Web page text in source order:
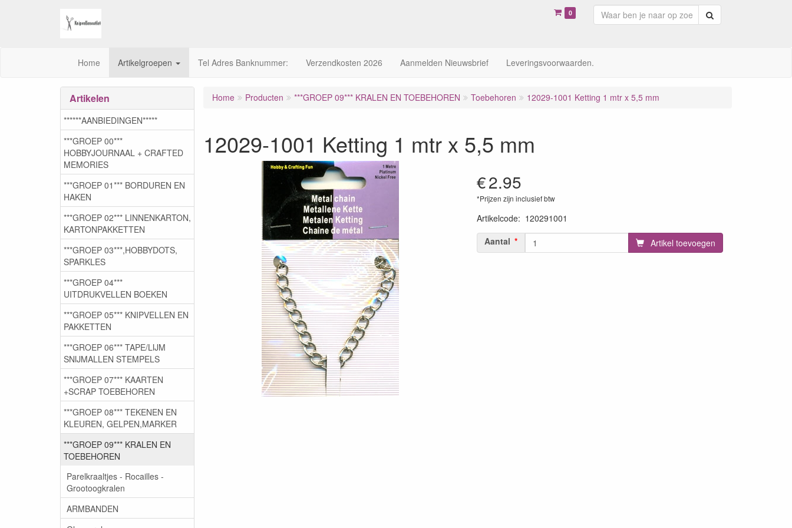
0
Home Artikelgroepen Tel Adres Banknummer: Verzendkosten 2026 Aanmelden Nieuwsbrief Leveringsvoorwaarden.
Home Producten ***GROEP 09*** KRALEN EN TOEBEHOREN Toebehoren 12029-1001 Ketting 1 mtr x 5,5 mm
12029-1001 Ketting 1 mtr x 5,5 mm
€2.95
*Prijzen zijn inclusief btw
Artikelcode: 120291001
Aantal
Artikel toevoegen
Artikelen
******AANBIEDINGEN*****
***GROEP 00***
HOBBYJOURNAAL + CRAFTED
MEMORIES
***GROEP 01*** BORDUREN EN
HAKEN
***GROEP 02*** LINNENKARTON,
KARTONPAKKETTEN
***GROEP 03***,HOBBYDOTS,
SPARKLES
***GROEP 04***
UITDRUKVELLEN BOEKEN
***GROEP 05*** KNIPVELLEN EN
PAKKETTEN
***GROEP 06*** TAPE/LIJM
SNIJMALLEN STEMPELS
***GROEP 07*** KAARTEN
+SCRAP TOEBEHOREN
***GROEP 08*** TEKENEN EN
KLEUREN, GELPEN,MARKER
***GROEP 09*** KRALEN EN
TOEBEHOREN
Parelkraaltjes - Rocailles -
Grootoogkralen
ARMBANDEN